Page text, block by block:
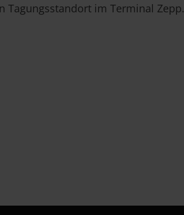
Tagungsstandort im Terminal Zepp.